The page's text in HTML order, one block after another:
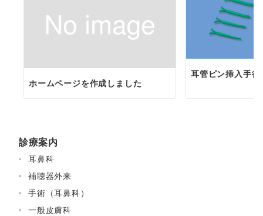
ホームページを作成しました
耳管ピン挿入手術
診療案内
耳鼻科
補聴器外来
手術（耳鼻科）
一般皮膚科